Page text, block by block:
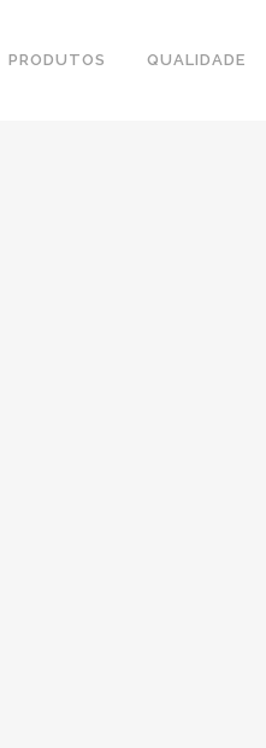
PRODUTOS QUALIDADE